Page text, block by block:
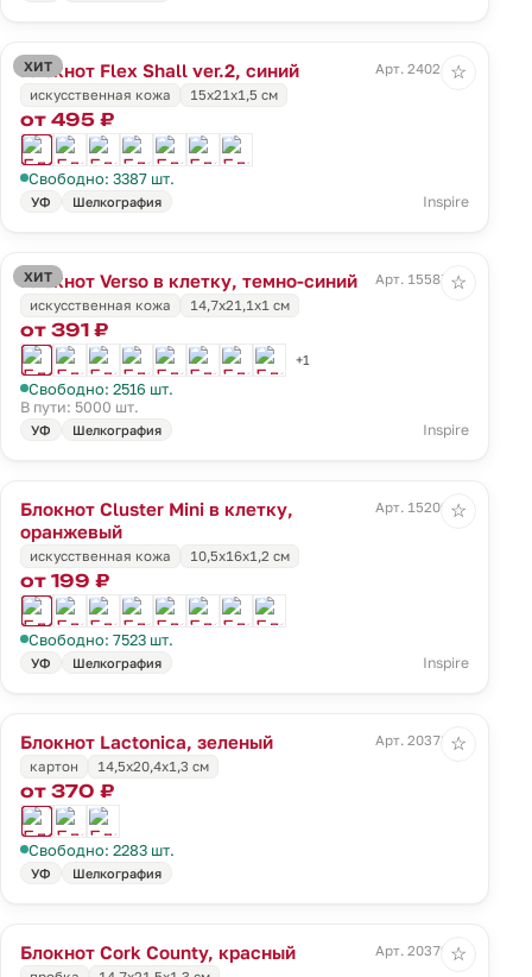
ХИТ
Блокнот Flex Shall ver.2, синий
Арт. 24021.40
искусственная кожа
15х21х1,5 см
от 495 ₽
Свободно: 3387 шт.
УФ Шелкография Inspire
☆
ХИТ
Блокнот Verso в клетку, темно-синий
Арт. 15587.04
искусственная кожа
14,7х21,1х1 см
от 391 ₽
+1
Свободно: 2516 шт.
В пути: 5000 шт.
УФ Шелкография Inspire
☆
Блокнот Cluster Mini в клетку,
оранжевый
Арт. 15209.20
искусственная кожа 10,5х16х1,2 см
от 199 ₽
Свободно: 7523 шт.
УФ Шелкография Inspire
☆
Блокнот Lactonica, зеленый
Арт. 20378.90
картон
14,5х20,4х1,3 см
от 370 ₽
Свободно: 2283 шт.
УФ Шелкография
☆
Блокнот Cork County, красный
Арт. 20379.50
☆